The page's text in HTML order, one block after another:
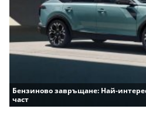
Бензиново завръщане: Най-
част